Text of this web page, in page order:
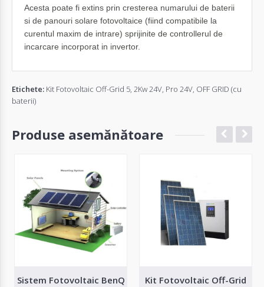
Acesta poate fi extins prin cresterea numarului de baterii
si de panouri solare fotovoltaice (fiind compatibile la
curentul maxim de intrare) sprijinite de controllerul de
incarcare incorporat in invertor.
Etichete: Kit Fotovoltaic Off-Grid 5 2Kw 24V Pro 24V OFF GRID (cu
baterii)
Produse asemănătoare
Sistem Fotovoltaic BenQ
Kit Fotovoltaic Off-Grid